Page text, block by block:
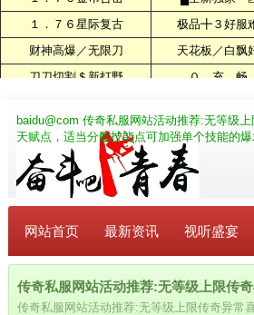
baidu@com 传奇私服网站活动推荐:无等级
天赋点，适当分配技能点可加强单个技能的
网站首页 最新资讯 视听盛宴
传奇私服网站活动推荐:无等级上限传
传奇私服网站活动推荐:无等级上限传奇异常